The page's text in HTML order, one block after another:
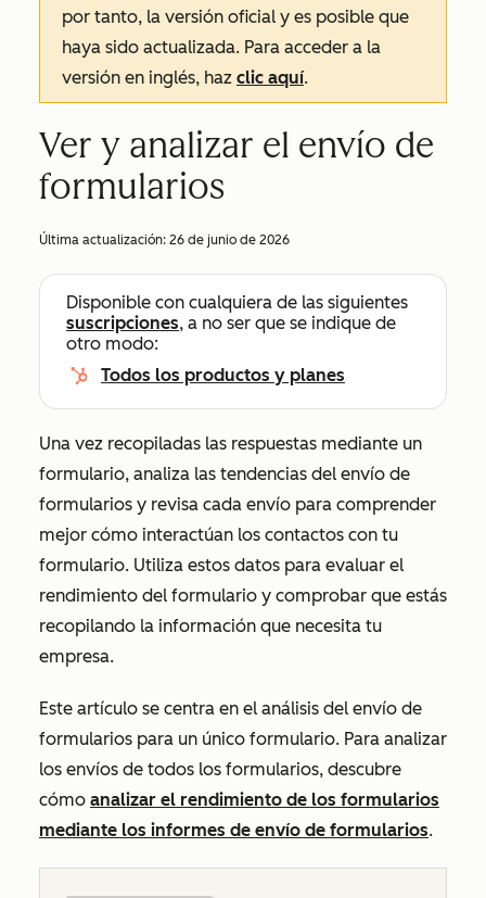
por tanto, la versión oficial y es posible que
haya sido actualizada. Para acceder a la
versión en inglés, haz clic aquí.
Ver y analizar el envío de
formularios
Última actualización: 26 de junio de 2026
Disponible con cualquiera de las siguientes
suscripciones, a no ser que se indique de
otro modo:
Todos los productos y planes
Una vez recopiladas las respuestas mediante un
formulario, analiza las tendencias del envío de
formularios y revisa cada envío para comprender
mejor cómo interactúan los contactos con tu
formulario. Utiliza estos datos para evaluar el
rendimiento del formulario y comprobar que estás
recopilando la información que necesita tu
empresa.
Este artículo se centra en el análisis del envío de
formularios para un único formulario. Para analizar
los envíos de todos los formularios, descubre
cómo analizar el rendimiento de los formularios
mediante los informes de envío de formularios.